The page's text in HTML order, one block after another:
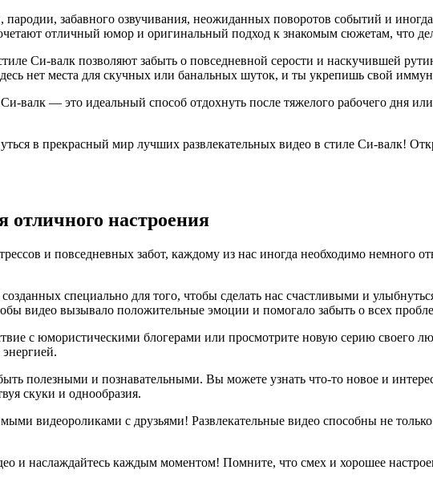
пародии, забавного озвучивания, неожиданных поворотов событий и
отличный юмор и оригинальный подход к знакомым сюжетам, что
Си-валк позволяют забыть о повседневной серости и наскучившей
нет места для скучных или банальных шуток, и ты укрепишь свой
Си-валк — это идеальный способ отдохнуть после тяжелого рабочего дня
в прекрасный мир лучших развлекательных видео в стиле Си-валк!
отличного настроения
и повседневных забот, каждому из нас иногда необходимо немного
специально для того, чтобы сделать нас счастливыми и
видео вызывало положительные эмоции и помогало забыть о всех
с юмористическими блогерами или просмотрите новую серию своего
энергией.
полезными и познавательными. Вы можете узнать что-то новое и
скуки и однообразия.
видеороликами с друзьями! Развлекательные видео способны не
и наслаждайтесь каждым моментом! Помните, что смех и хорошее